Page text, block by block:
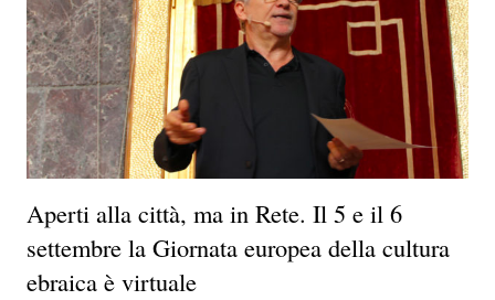
Aperti alla città, ma in Rete. Il 5 e il 6
settembre la Giornata europea della cultura
ebraica è virtuale